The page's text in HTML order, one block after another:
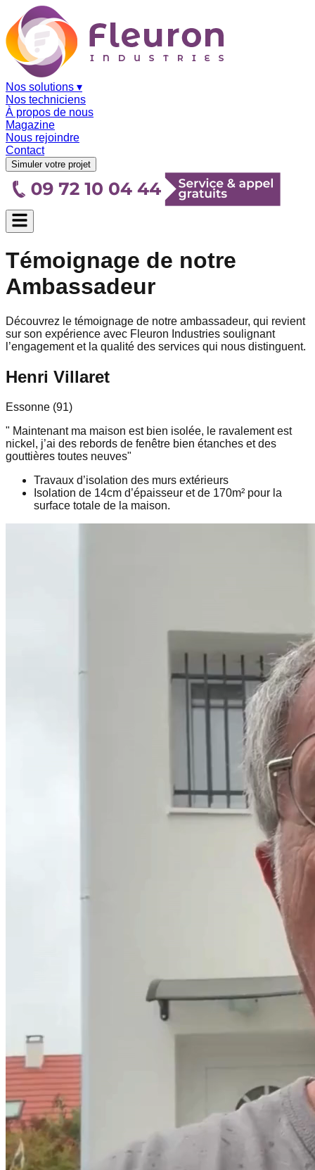
Nos solutions ▾
Nos techniciens
À propos de nous
Magazine
Nous rejoindre
Contact
Simuler votre projet
Témoignage de notre
Ambassadeur
Découvrez le témoignage de notre ambassadeur, qui revient
sur son expérience avec Fleuron Industries soulignant
l’engagement et la qualité des services qui nous distinguent.
Henri Villaret
Essonne (91)
" Maintenant ma maison est bien isolée, le ravalement est
nickel, j’ai des rebords de fenêtre bien étanches et des
gouttières toutes neuves"
Travaux d’isolation des murs extérieurs
Isolation de 14cm d’épaisseur et de 170m² pour la
surface totale de la maison.